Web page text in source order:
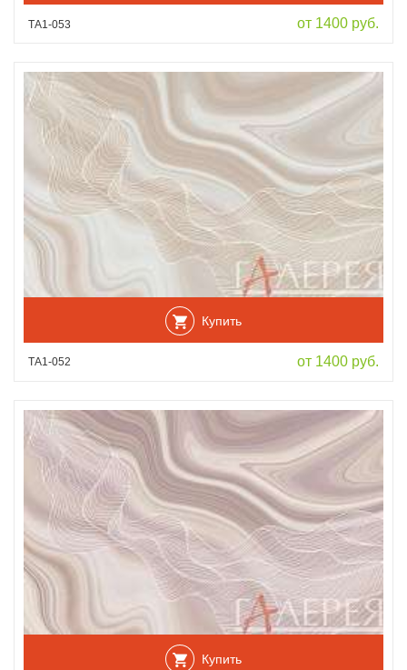
ТА1-053 от 1400 руб.
Купить
ТА1-052 от 1400 руб.
Купить